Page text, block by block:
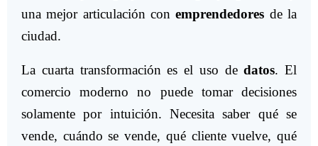
una mejor articulación conemprendedores de la
ciudad.
La cuarta transformación es el uso dedatos. El
comercio moderno no puede tomar decisiones
solamente por intuición. Necesita saber qué se
vende, cuándo se vende, qué cliente vuelve, qué